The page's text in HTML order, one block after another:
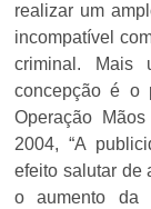
realizar um
incompatível
criminal. Mais
concepção é o
Operação
2004, “A
efeito salutar de
o aumento da